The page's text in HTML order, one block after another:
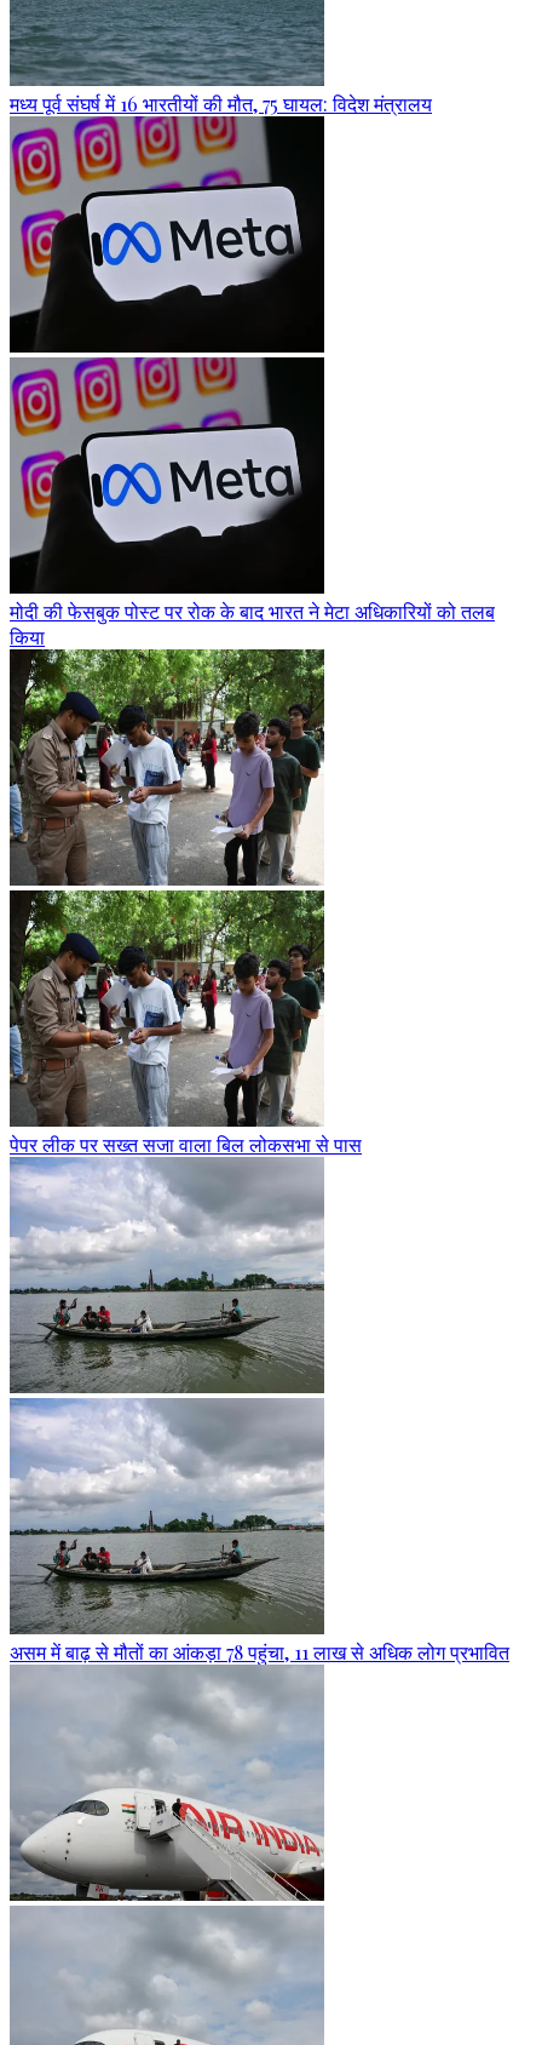
मध्य पूर्व संघर्ष में 16 भारतीयों की मौत, 75 घायल: विदेश मंत्रालय
मोदी की फेसबुक पोस्ट पर रोक के बाद भारत ने मेटा अधिकारियों को तलब
किया
पेपर लीक पर सख्त सजा वाला बिल लोकसभा से पास
असम में बाढ़ से मौतों का आंकड़ा 78 पहुंचा, 11 लाख से अधिक लोग प्रभावित